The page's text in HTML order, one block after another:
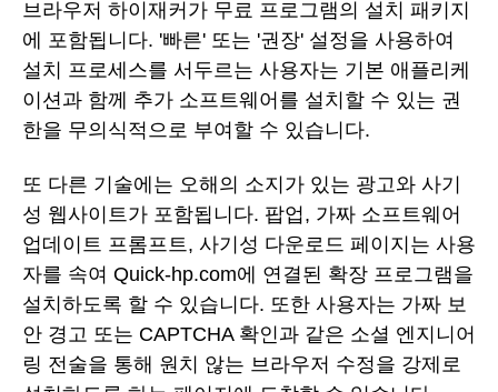
브라우저 하이재커가 무료 프로그램의 설치 패키지
에 포함됩니다. '빠른' 또는 '권장' 설정을 사용하여
설치 프로세스를 서두르는 사용자는 기본 애플리케
이션과 함께 추가 소프트웨어를 설치할 수 있는 권
한을 무의식적으로 부여할 수 있습니다.
또 다른 기술에는 오해의 소지가 있는 광고와 사기
성 웹사이트가 포함됩니다. 팝업, 가짜 소프트웨어
업데이트 프롬프트, 사기성 다운로드 페이지는 사용
자를 속여 Quick-hp.com에 연결된 확장 프로그램을
설치하도록 할 수 있습니다. 또한 사용자는 가짜 보
안 경고 또는 CAPTCHA 확인과 같은 소셜 엔지니어
링 전술을 통해 원치 않는 브라우저 수정을 강제로